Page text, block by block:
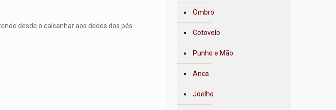
desde o calcanhar aos dedos dos pés.
Ombro
Cotovelo
Punho e Mão
Anca
Joelho